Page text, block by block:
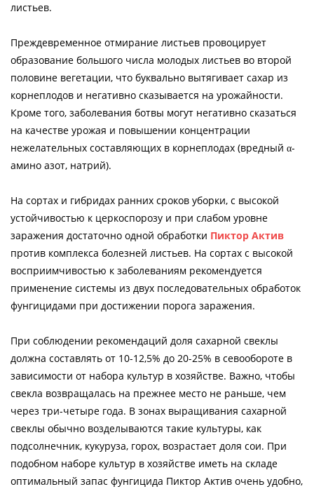
листьев.
Преждевременное отмирание листьев провоцирует
образование большого числа молодых листьев во второй
половине вегетации, что буквально вытягивает сахар из
корнеплодов и негативно сказывается на урожайности.
Кроме того, заболевания ботвы могут негативно сказаться
на качестве урожая и повышении концентрации
нежелательных составляющих в корнеплодах (вредный α-
амино азот, натрий).
На сортах и гибридах ранних сроков уборки, с высокой
устойчивостью к церкоспорозу и при слабом уровне
заражения достаточно одной обработки Пиктор Актив
против комплекса болезней листьев. На сортах с высокой
восприимчивостью к заболеваниям рекомендуется
применение системы из двух последовательных обработок
фунгицидами при достижении порога заражения.
При соблюдении рекомендаций доля сахарной свеклы
должна составлять от 10-12,5% до 20-25% в севообороте в
зависимости от набора культур в хозяйстве. Важно, чтобы
свекла возвращалась на прежнее место не раньше, чем
через три-четыре года. В зонах выращивания сахарной
свеклы обычно возделываются такие культуры, как
подсолнечник, кукуруза, горох, возрастает доля сои. При
подобном наборе культур в хозяйстве иметь на складе
оптимальный запас фунгицида Пиктор Актив очень удобно,